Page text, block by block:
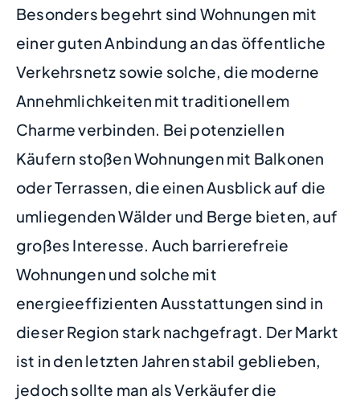
Besonders begehrt sind Wohnungen mit
einer guten Anbindung an das öffentliche
Verkehrsnetz sowie solche, die moderne
Annehmlichkeiten mit traditionellem
Charme verbinden. Bei potenziellen
Käufern stoßen Wohnungen mit Balkonen
oder Terrassen, die einen Ausblick auf die
umliegenden Wälder und Berge bieten, auf
großes Interesse. Auch barrierefreie
Wohnungen und solche mit
energieeffizienten Ausstattungen sind in
dieser Region stark nachgefragt. Der Markt
ist in den letzten Jahren stabil geblieben,
jedoch sollte man als Verkäufer die